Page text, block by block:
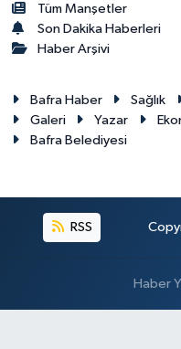
Tüm Manşetler
Son Dakika Haberleri
Haber Arşivi
Bafra Haber Sağlık
Galeri
Yazar
Bafra Belediyesi
RSS
Haber